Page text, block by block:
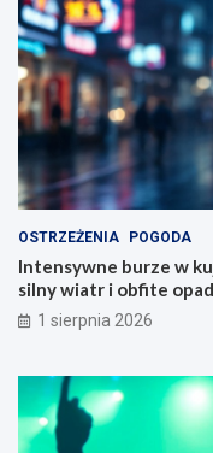
OSTRZEŻENIA POGODA
Intensywne burze w
silny wiatr i obfite
1 sierpnia 2026